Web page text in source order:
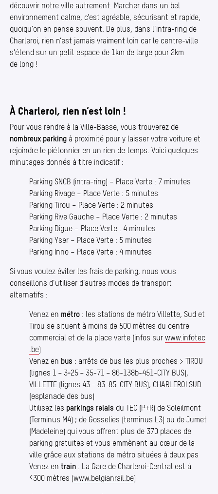
découvrir notre ville autrement. Marcher dans un bel
environnement calme, c’est agréable, sécurisant et rapide,
quoiqu’on en pense souvent. De plus, dans l’intra-ring de
Charleroi, rien n’est jamais vraiment loin car le centre-ville
s’étend sur un petit espace de 1km de large pour 2km
de long !
À Charleroi, rien n’est loin !
Pour vous rendre à la Ville-Basse, vous trouverez de
nombreux parking à proximité pour y laisser votre voiture et
rejoindre le piétonnier en un rien de temps. Voici quelques
minutages donnés à titre indicatif :
Parking SNCB (intra-ring) – Place Verte : 7 minutes
Parking Rivage – Place Verte : 5 minutes
Parking Tirou – Place Verte : 2 minutes
Parking Rive Gauche – Place Verte : 2 minutes
Parking Digue – Place Verte : 4 minutes
Parking Yser – Place Verte : 5 minutes
Parking Inno – Place Verte : 4 minutes
Si vous voulez éviter les frais de parking, nous vous
conseillons d’utiliser d’autres modes de transport
alternatifs :
Venez en métro : les stations de métro Villette, Sud et
Tirou se situent à moins de 500 mètres du centre
commercial et de la place verte (infos sur www​.infotec​
.be)
Venez en bus : arrêts de bus les plus proches > TIROU
(lignes 1 – 3‑25 – 35-71 – 86-138b-451-CITY BUS),
VILLETTE (lignes 43 – 83-85-CITY BUS), CHARLEROI SUD
(esplanade des bus)
Utilisez les parkings relais du TEC (P+R) de Soleilmont
(Terminus M4) ; de Gosselies (terminus L3) ou de Jumet
(Madeleine) qui vous offrent plus de 370 places de
parking gratuites et vous emmènent au cœur de la
ville grâce aux stations de métro situées à deux pas
Venez en train : La Gare de Charleroi-Central est à
<300 mètres (www​.belgianrail​.be)